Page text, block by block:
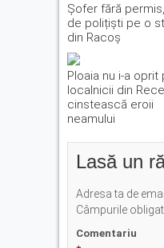
Șofer fără
de polițiști pe o
din Racoș
Ploaia nu i-a oprit
localnicii din
cinstească eroii
neamului
Lasă un
Adresa ta de
Câmpurile
Comentariu